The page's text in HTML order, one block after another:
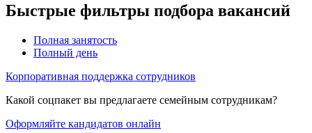
Быстрые фильтры подбора вакансий
Полная занятость
Полный день
Корпоративная поддержка сотрудников
Какой соцпакет вы предлагаете семейным сотрудникам?
Оформляйте кандидатов онлайн